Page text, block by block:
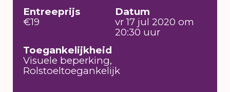
Entreeprijs
€19
Datum
vr 17 jul 2020 om
20:30 uur
Toegankelijkheid
Visuele beperking,
Rolstoeltoegankelijk